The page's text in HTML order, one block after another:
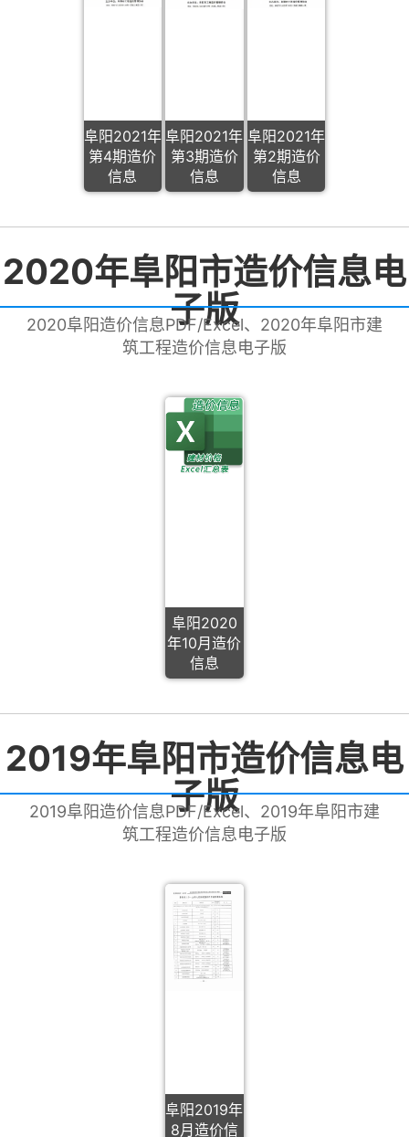
阜阳2021年
第4期造价
信息
阜阳2021年
第3期造价
信息
阜阳2021年
第2期造价
信息
2020年阜阳市造价信息电
子版
2020阜阳造价信息PDF/Excel、2020年阜阳市建
筑工程造价信息电子版
阜阳2020
年10月造价
信息
2019年阜阳市造价信息电
子版
2019阜阳造价信息PDF/Excel、2019年阜阳市建
筑工程造价信息电子版
阜阳2019年
8月造价信